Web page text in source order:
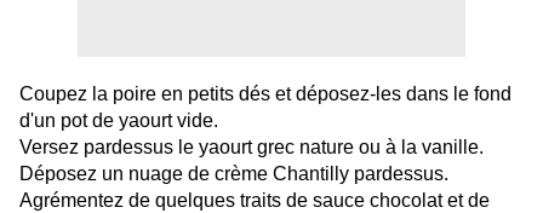
Coupez la poire en petits dés et déposez-les dans le fond
d'un pot de yaourt vide.
Versez pardessus le yaourt grec nature ou à la vanille.
Déposez un nuage de crème Chantilly pardessus.
Agrémentez de quelques traits de sauce chocolat et de